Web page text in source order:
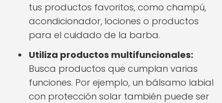
tus productos favoritos, como champú,
acondicionador, lociones o productos
para el cuidado de la barba.
Utiliza productos multifuncionales:
Busca productos que cumplan varias
funciones. Por ejemplo, un bálsamo labial
con protección solar también puede ser